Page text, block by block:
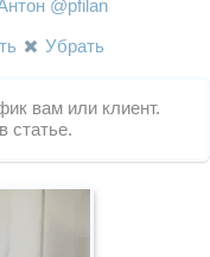
@pfilan
Убрать
вам или клиент.
статье.